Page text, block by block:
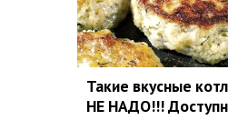
Такие вкусные
НЕ НАДО!!!